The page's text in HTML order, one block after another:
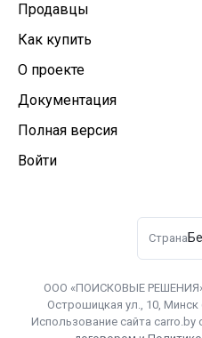
Продавцы
Как купить
О проекте
Документация
Полная версия
Войти
Страна
ООО «ПОИСКОВЫЕ РЕШЕНИЯ»,
Острошицкая ул., 10,
Использование сайта carro.by